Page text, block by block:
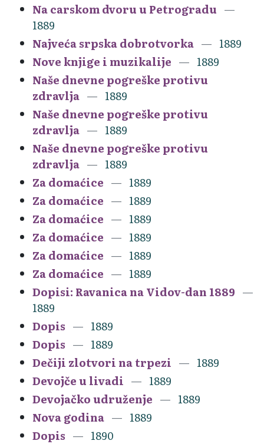
Na carskom dvoru u Petrogradu
1889
Najveća srpska dobrotvorka
1889
Nove knjige i muzikalije
1889
Naše dnevne pogreške protivu
zdravlja
1889
Naše dnevne pogreške protivu
zdravlja
1889
Naše dnevne pogreške protivu
zdravlja
1889
Za domaćice
1889
Za domaćice
1889
Za domaćice
1889
Za domaćice
1889
Za domaćice
1889
Za domaćice
1889
Dopisi: Ravanica na Vidov-dan 1889
1889
Dopis
1889
Dopis
1889
Dečiji zlotvori na trpezi
1889
Devojče u livadi
1889
Devojačko udruženje
1889
Nova godina
1889
Dopis
1890